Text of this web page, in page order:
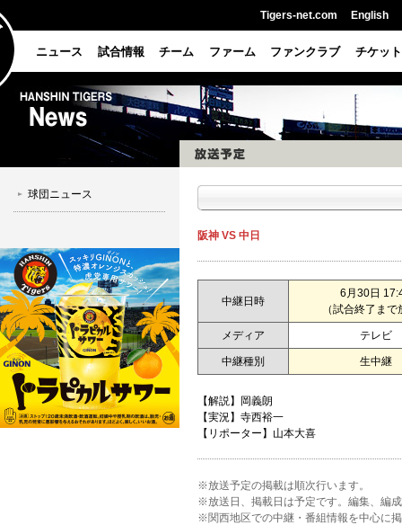
Tigers-net.com English
ニュース 試合情報 チーム ファーム ファンクラブ チケット
球団ニュース
阪神 VS 中日
中継日時
6月30日
（試合終了まで
メディア テレビ
中継種別 生中継
【解説】岡義朗
【実況】寺西裕一
【リポーター】山本大喜
※放送予定の掲載は順次行います。
※放送日、掲載日は予定です。編集、編
※関西地区での中継・番組情報を中心に